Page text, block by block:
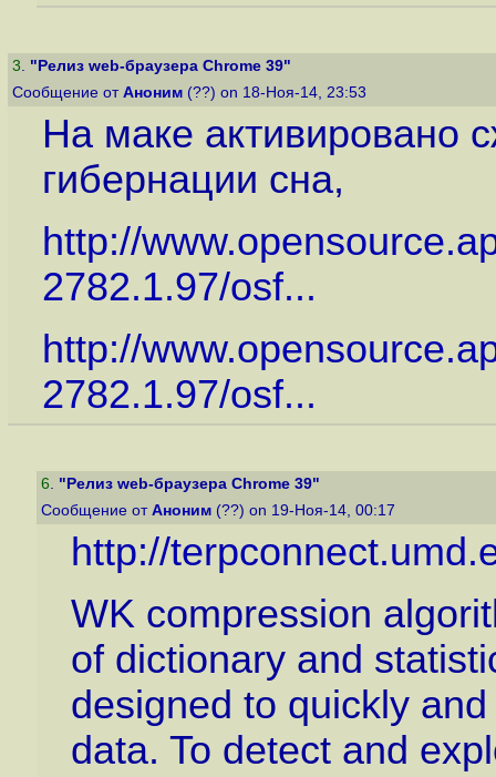
3. "Релиз web-браузера Chrome 39"
Сообщение от Аноним (??) on 18-Ноя-14, 23:53
На маке активировано
гибернации сна,
http://
2782.1.97/osf...
http://
2782.1.97/osf...
6. "Релиз web-браузера Chrome 39"
Сообщение от Аноним (??) on 19-Ноя-14, 00:17
http://
WK compression
of dictionary and
designed to quickly
data. To detect and